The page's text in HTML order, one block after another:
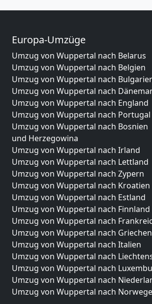
Europa-Umzüge
Umzug von Wuppertal nach Belarus
Umzug von Wuppertal nach Belgien
Umzug von Wuppertal nach
Umzug von Wuppertal nach
Umzug von Wuppertal nach England
Umzug von Wuppertal nach Portugal
Umzug von Wuppertal nach Bosnien
und Herzegowina
Umzug von Wuppertal nach Irland
Umzug von Wuppertal nach Lettland
Umzug von Wuppertal nach Zypern
Umzug von Wuppertal nach Kroatien
Umzug von Wuppertal nach Estland
Umzug von Wuppertal nach Finnland
Umzug von Wuppertal nach
Umzug von Wuppertal nach
Umzug von Wuppertal nach Italien
Umzug von Wuppertal nach
Umzug von Wuppertal nach
Umzug von Wuppertal nach
Umzug von Wuppertal nach